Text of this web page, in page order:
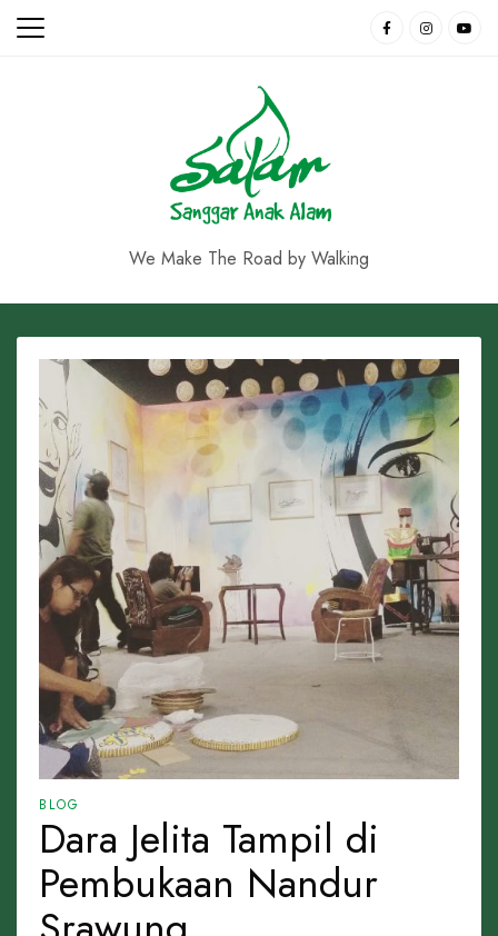
Skip
We Make The Road by Walking
BLOG
Dara Jelita Tampil di
Pembukaan Nandur